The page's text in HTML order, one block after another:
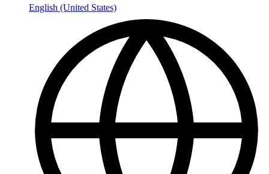
English (United States)